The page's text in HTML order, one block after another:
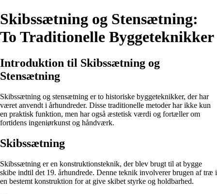
Skibssætning og Stensætning:
To Traditionelle Byggeteknikker
Introduktion til Skibssætning og
Stensætning
Skibssætning og stensætning er to historiske byggeteknikker, der har
været anvendt i århundreder. Disse traditionelle metoder har ikke kun
en praktisk funktion, men har også æstetisk værdi og fortæller om
fortidens ingeniørkunst og håndværk.
Skibssætning
Skibssætning er en konstruktionsteknik, der blev brugt til at bygge
skibe indtil det 19. århundrede. Denne teknik involverer brugen af træ i
en bestemt konstruktion for at give skibet styrke og holdbarhed.